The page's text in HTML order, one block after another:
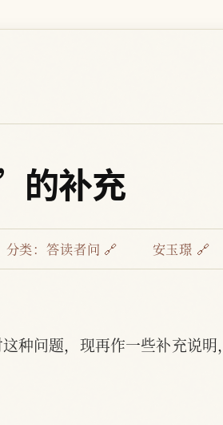
的补充
分类：答读者问 🔗 安玉璟 🔗
种问题，现再作一些补充说明，